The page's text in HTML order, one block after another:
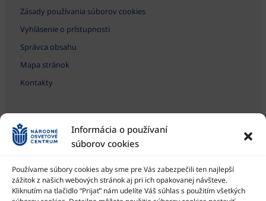
Informácia o používaní
súborov cookies
Používame súbory cookies aby sme pre Vás zabezpečili ten najlepší
zážitok z našich webových stránok aj pri ich opakovanej návšteve.
Kliknutím na tlačidlo “Prijať” nám udelíte Váš súhlas s použitím všetkých
Zásady používania súborov cookies
Vyhlásenie o prístupnosti
Správca obsahu
Mapa stránok
Kontakty
Národné osvetové centrum je štátna príspevková organizácia